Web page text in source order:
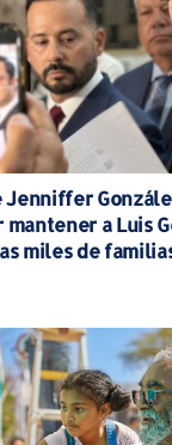
Jenniffer
mantener a Luis
miles de